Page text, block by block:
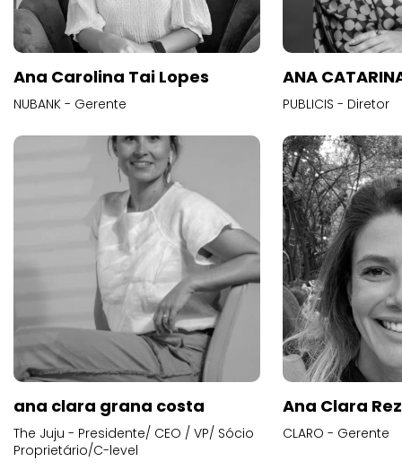
Ana Carolina Tai Lopes
NUBANK - Gerente
ANA
PUBLICIS - Diretor
ana clara grana costa
The Juju - Presidente/ CEO / VP/ Sócio
Proprietário/C-level
Ana Clara
CLARO - Gerente